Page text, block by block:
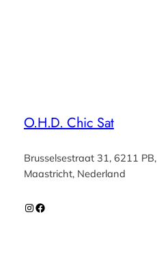
O.H.D. Chic Sat
Brusselsestraat 31, 6211 PB,
Maastricht, Nederland
Instagram
Facebook